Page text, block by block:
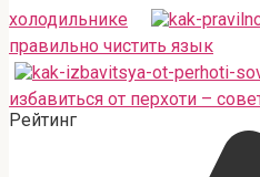
холодильнике
правильно чистить язык
избавиться от перхоти –
Рейтинг